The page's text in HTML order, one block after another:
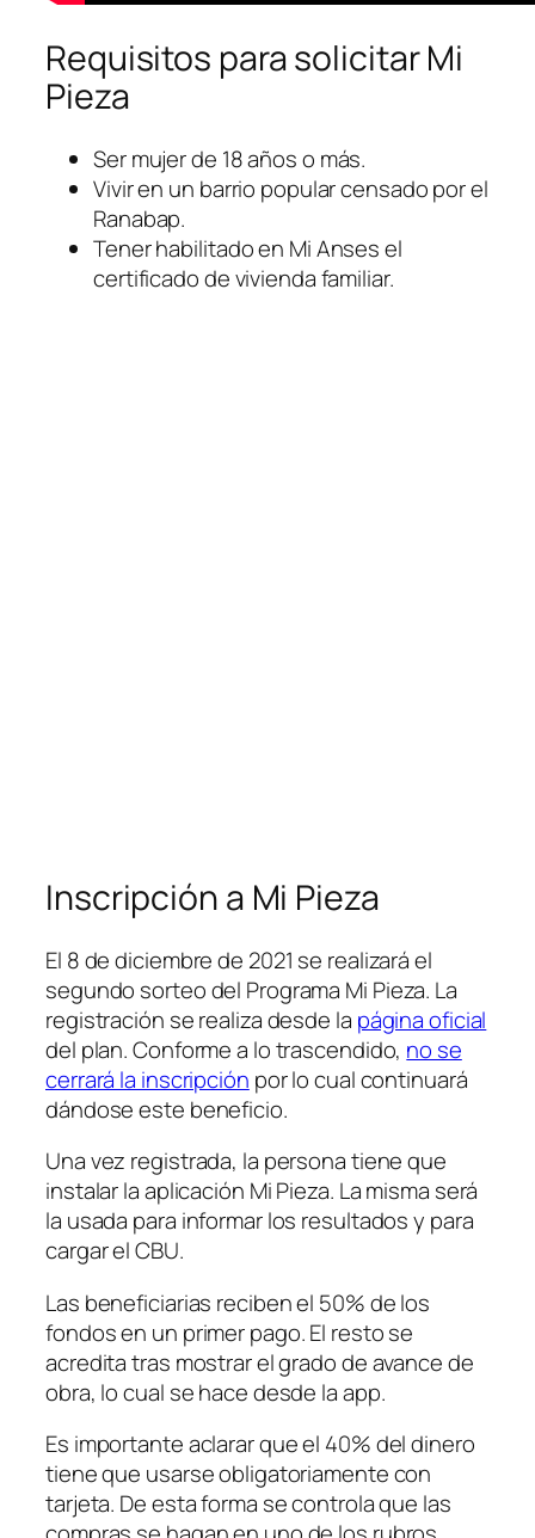
Requisitos para solicitar Mi
Pieza
Ser mujer de 18 años o más.
Vivir en un barrio popular censado por el
Ranabap.
Tener habilitado en Mi Anses el
certificado de vivienda familiar.
Inscripción a Mi Pieza
El 8 de diciembre de 2021 se realizará el
segundo sorteo del Programa Mi Pieza. La
registración se realiza desde la página oficial
del plan. Conforme a lo trascendido, no se
cerrará la inscripción por lo cual continuará
dándose este beneficio.
Una vez registrada, la persona tiene que
instalar la aplicación Mi Pieza. La misma será
la usada para informar los resultados y para
cargar el CBU.
Las beneficiarias reciben el 50% de los
fondos en un primer pago. El resto se
acredita tras mostrar el grado de avance de
obra, lo cual se hace desde la app.
Es importante aclarar que el 40% del dinero
tiene que usarse obligatoriamente con
tarjeta. De esta forma se controla que las